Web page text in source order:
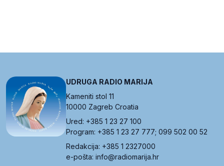
UDRUGA RADIO MARIJA
Kameniti stol 11
10000 Zagreb Croatia
Ured: +385 1 23 27 100
Program: +385 1 23 27 777; 099 502 00 52
Redakcija: +385 1 2327000
e-pošta: info@radiomarija.hr